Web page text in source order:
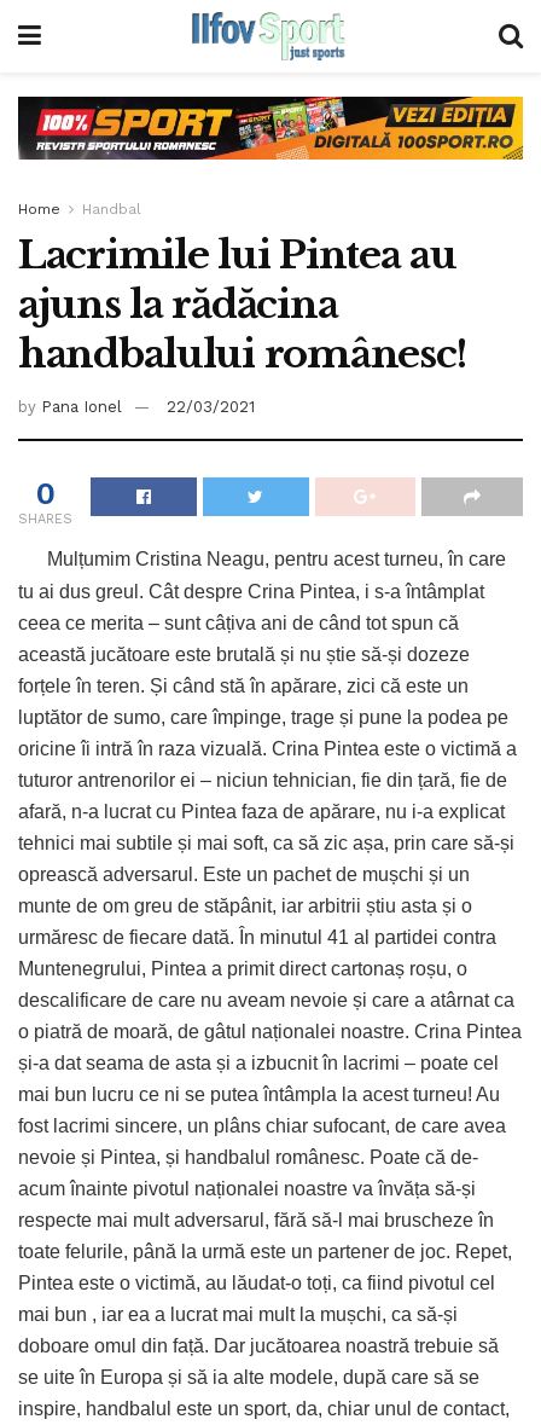
Home Handbal
Lacrimile lui Pintea au
ajuns la rădăcina
handbalului românesc!
by Pana Ionel 22/03/2021
0
SHARES
Mulțumim Cristina Neagu, pentru acest turneu, în care
tu ai dus greul. Cât despre Crina Pintea, i s-a întâmplat
ceea ce merita – sunt câțiva ani de când tot spun că
această jucătoare este brutală și nu știe să-și dozeze
forțele în teren. Și când stă în apărare, zici că este un
luptător de sumo, care împinge, trage și pune la podea pe
oricine îi intră în raza vizuală. Crina Pintea este o victimă a
tuturor antrenorilor ei – niciun tehnician, fie din țară, fie de
afară, n-a lucrat cu Pintea faza de apărare, nu i-a explicat
tehnici mai subtile și mai soft, ca să zic așa, prin care să-și
oprească adversarul. Este un pachet de mușchi și un
munte de om greu de stăpânit, iar arbitrii știu asta și o
urmăresc de fiecare dată. În minutul 41 al partidei contra
Muntenegrului, Pintea a primit direct cartonaș roșu, o
descalificare de care nu aveam nevoie și care a atârnat ca
o piatră de moară, de gâtul naționalei noastre. Crina Pintea
și-a dat seama de asta și a izbucnit în lacrimi – poate cel
mai bun lucru ce ni se putea întâmpla la acest turneu! Au
fost lacrimi sincere, un plâns chiar sufocant, de care avea
nevoie și Pintea, și handbalul românesc. Poate că de-
acum înainte pivotul naționalei noastre va învăța să-și
respecte mai mult adversarul, fără să-l mai bruscheze în
toate felurile, până la urmă este un partener de joc. Repet,
Pintea este o victimă, au lăudat-o toți, ca fiind pivotul cel
mai bun , iar ea a lucrat mai mult la mușchi, ca să-și
doboare omul din față. Dar jucătoarea noastră trebuie să
se uite în Europa și să ia alte modele, după care să se
inspire, handbalul este un sport, da, chiar unul de contact,